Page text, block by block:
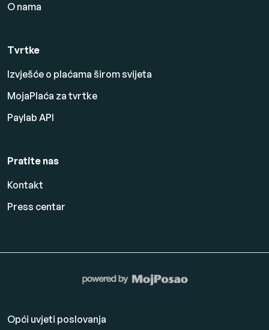
O nama
Tvrtke
Izvješće o plaćama širom svijeta
MojaPlaća za tvrtke
Paylab API
Pratite nas
Kontakt
Press centar
Opći uvjeti poslovanja